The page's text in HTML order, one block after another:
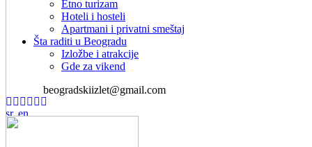
Etno turizam
Hoteli i hosteli
Apartmani i privatni smeštaj
Šta raditi u Beogradu
Izložbe i atrakcije
Gde za vikend
beogradskiizlet@gmail.com